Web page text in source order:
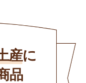
産に
品